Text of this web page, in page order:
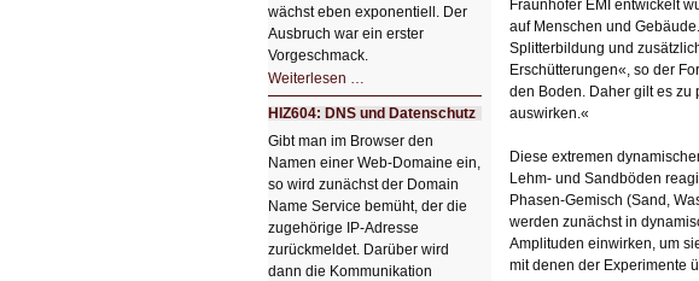
Fraunhofer EMI entwickelt
auf Menschen und
Splitterbildung und
Erschütterungen«, so der
den Boden. Daher gilt es zu
auswirken.«
Diese extremen
Lehm- und Sandböden
Phasen-Gemisch (Sand,
werden zunächst in
Amplituden einwirken, um
mit denen der Experimente
wächst eben exponentiell. Der
Ausbruch war ein erster
Vorgeschmack.
Weiterlesen …
Der
Ausbruch
der
KI
HIZ604: DNS und Datenschutz
Gibt man im Browser den
Namen einer Web-Domaine ein,
so wird zunächst der Domain
Name Service bemüht, der die
zugehörige IP-Adresse
zurückmeldet. Darüber wird
dann die Kommunikation